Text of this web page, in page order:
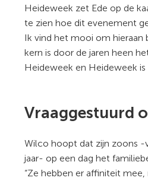
Heideweek zet Ede op de
te zien hoe dit evenement
Ik vind het mooi om hieraan
kern is door de jaren heen
Heideweek en Heideweek is
Vraaggestuurd
Wilco hoopt dat zijn zoons
jaar- op een dag het
“Ze hebben er affiniteit